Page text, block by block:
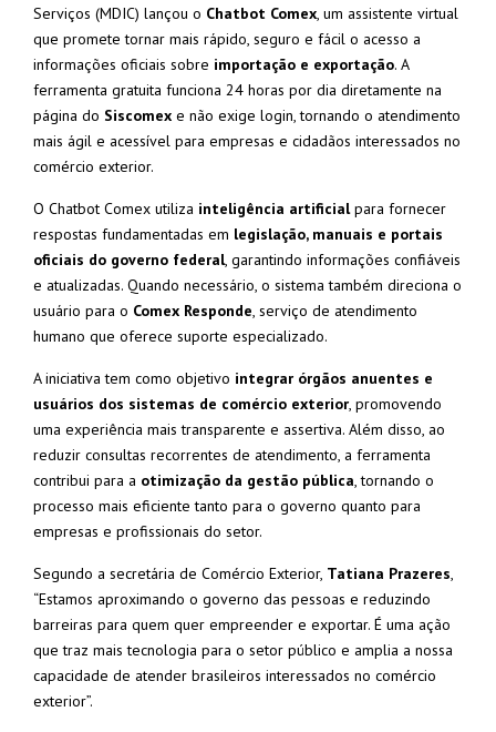
Serviços (MDIC) lançou o Chatbot Comex, um assistente virtual
que promete tornar mais rápido, seguro e fácil o acesso a
informações oficiais sobre importação e exportação. A
ferramenta gratuita funciona 24 horas por dia diretamente na
página do Siscomex e não exige login, tornando o atendimento
mais ágil e acessível para empresas e cidadãos interessados no
comércio exterior.
O Chatbot Comex utiliza inteligência artificialpara fornecer
respostas fundamentadas em legislação, manuais e portais
oficiais do governo federal, garantindo informações confiáveis
e atualizadas. Quando necessário, o sistema também direciona o
usuário para o Comex Responde, serviço de atendimento
humano que oferece suporte especializado.
A iniciativa tem como objetivo integrar órgãos anuentes e
usuários dos sistemas de comércio exterior, promovendo
uma experiência mais transparente e assertiva. Além disso, ao
reduzir consultas recorrentes de atendimento, a ferramenta
contribui para a otimização da gestão pública, tornando o
processo mais eficiente tanto para o governo quanto para
empresas e profissionais do setor.
Segundo a secretária de Comércio Exterior, Tatiana Prazeres,
“Estamos aproximando o governo das pessoas e reduzindo
barreiras para quem quer empreender e exportar. É uma ação
que traz mais tecnologia para o setor público e amplia a nossa
capacidade de atender brasileiros interessados no comércio
exterior”.